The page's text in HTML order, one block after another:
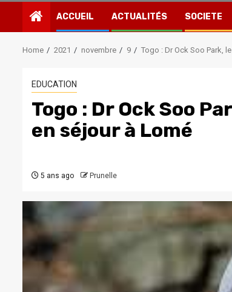
ACCUEIL ACTUALITÉS SOCIETE
Home 2021 novembre 9 Togo : Dr Ock Soo Park,
EDUCATION
Togo : Dr Ock Soo
en séjour à Lomé
5 ans ago Prunelle